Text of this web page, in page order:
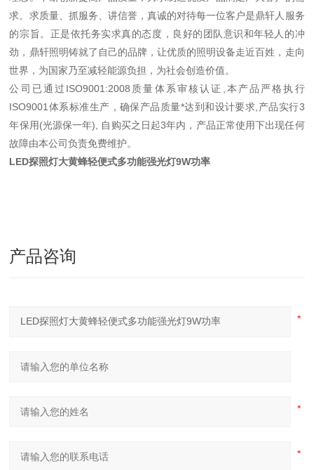
求。求质量、抓服务、讲信誉，真诚的对待每一位客户是鼎轩人服务
的宗旨。正是依托务实求真的态度，良好的团队意识和年轻人的冲
劲，鼎轩照明铸就了自己的品牌，让优质的照明设备走近百姓，走向
世界，为国家乃至减轻能源负担，为社会创造价值。
公司已通过ISO9001:2008质量体系审核认证,本产品严格执行
ISO9001体系标准生产，确保产品质量*达到和设计要求,产品实行3
年保用(光源保一年), 自购买之日起3年内，产品正常使用下出现任何
故障由本公司负责免费维护。
LED探照灯大黄蜂轻便式多功能强光灯9W功率
产品咨询